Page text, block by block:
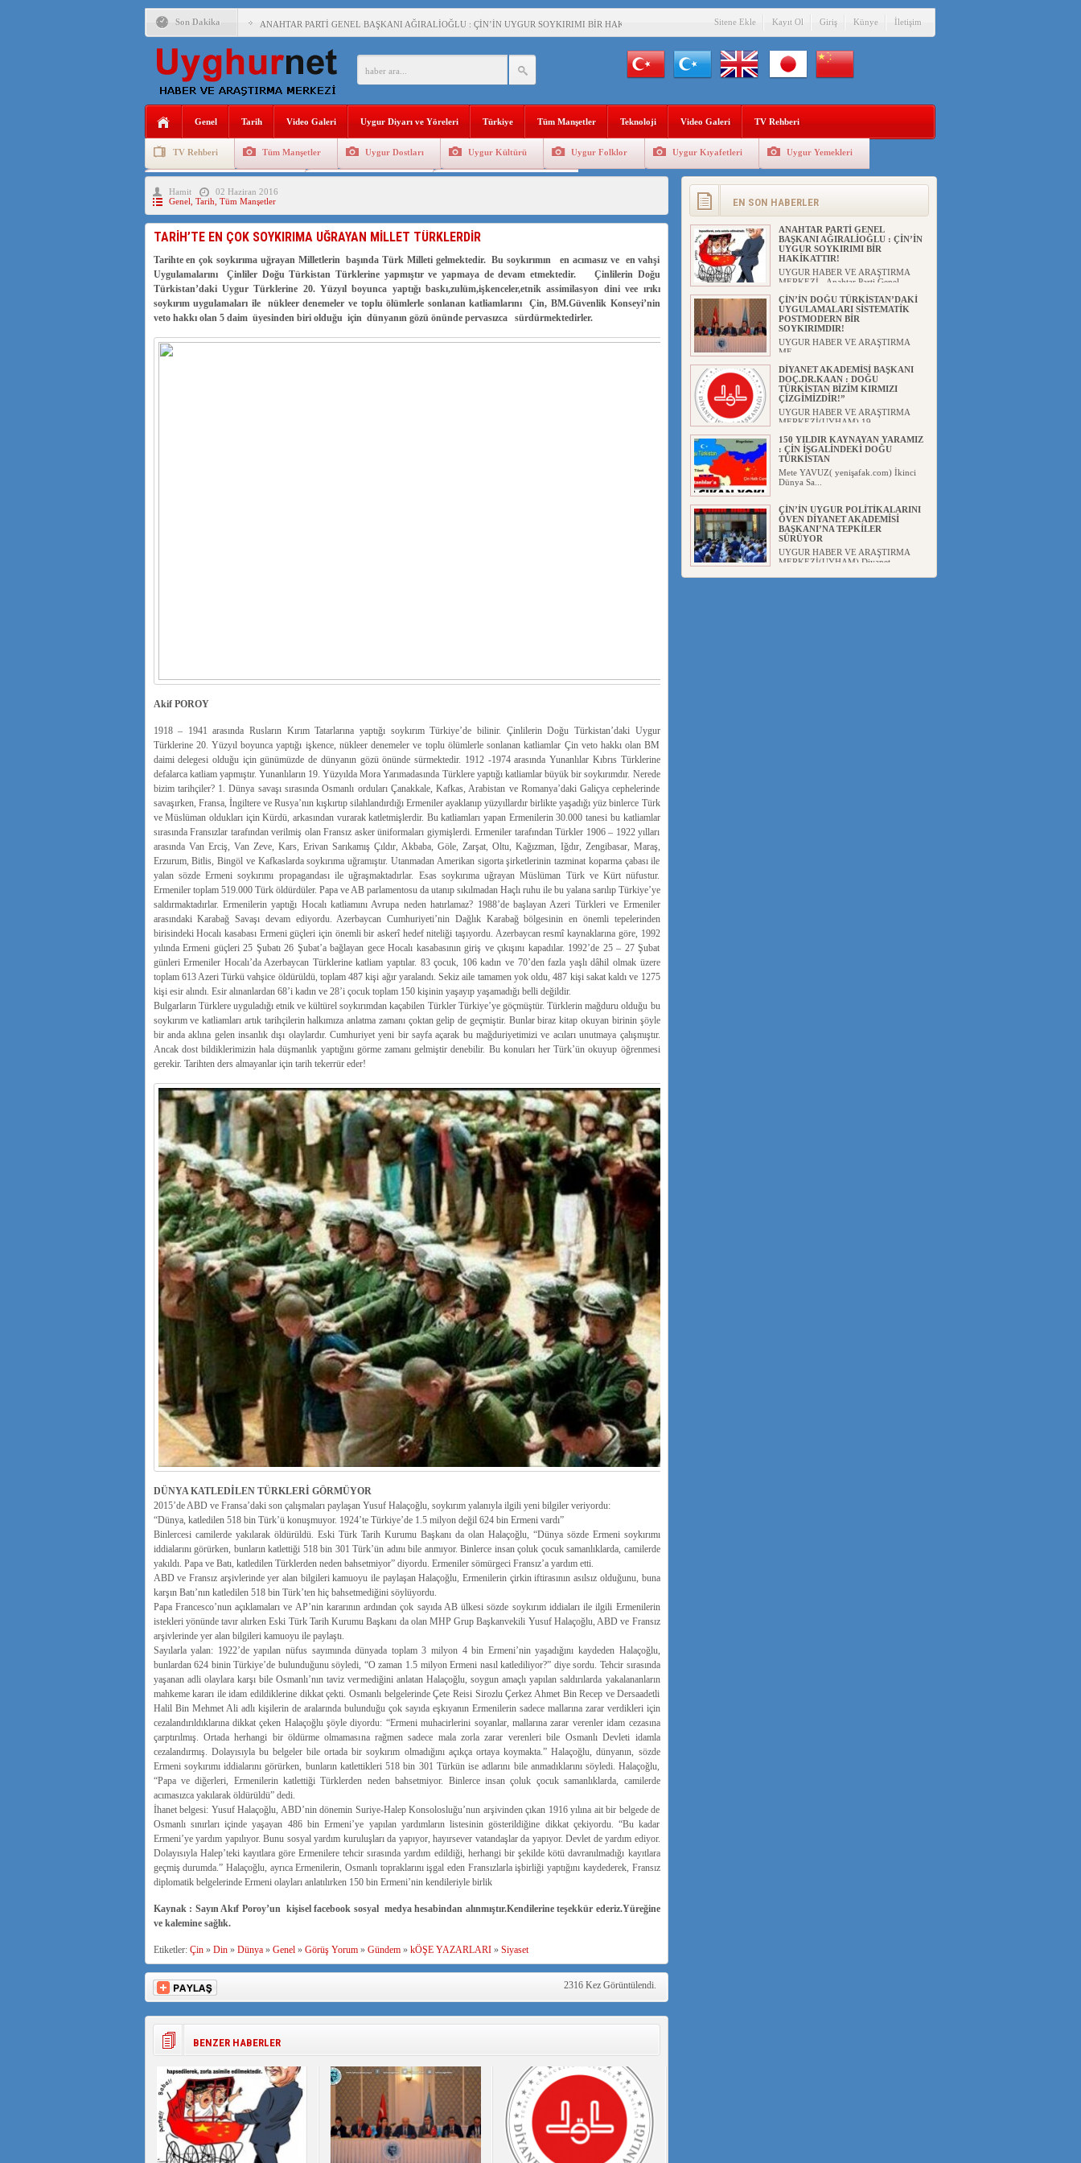
Son Dakika ANAHTAR PARTİ GENEL BAŞKANI AĞIRALİOĞLU : ÇİN’İN UYGUR SOYKIRIMI BİR HAKİKATTIR!
ÇİN’İN DOĞU TÜRKİSTAN’DAKİ UYGULAMALARI SİSTEMATİK POSTMODERN BİR SOYKIRIMDIR!
DİYANET AKADEMİSİ BAŞKANI DOÇ.DR.KAAN : DOĞU TÜRKİSTAN BİZİM KIRMIZI ÇİZGİMİZDİR!”
150 YILDIR KAYNAYAN YARAMIZ : ÇİN İŞGALİNDEKİ DOĞU TÜRKİSTAN
ÇİN’İN UYGUR POLİTİKALARINI ÖVEN DİYANET AKADEMİSİ BAŞKANI’NA TEPKİLER SÜRÜYOR
ÇİN’İN ANKARA BÜYÜKELÇİSİ JİANG’İN TRABZON ZİYARETİ
İŞGALCİ ÇİN’DEN “FETİHLER SULTANI MEHMET”DİZİSİNE GARİP SANSÜR VE HADSIZ İHTAR
İŞGALCİ ÇİN,DOĞU TÜRKİSTAN’DA EN AZ 143 BİN UYGUR ÇOCUĞU AİLELERİNDEN KOPARDI
Sitene Ekle Kayıt Ol Giriş Künye İletişim
Genel Tarih Video Galeri Uygur Diyarı ve Yöreleri Türkiye Tüm Manşetler Teknoloji Video Galeri TV Rehberi
TV Rehberi Tüm Manşetler Uygur Dostları Uygur Kültürü Uygur Folklor Uygur Kıyafetleri Uygur Yemekleri
Uygurlarda Düğün ve Cenaze
Hamit
02 Haziran 2016
Genel Tarih Tüm Manşetler
TARİH’TE EN ÇOK SOYKIRIMA UĞRAYAN MİLLET TÜRKLERDİR
Tarihte en çok soykırıma uğrayan Milletlerin başında Türk Milleti gelmektedir. Bu soykırımın en acımasız ve en vahşi
Uygulamalarını Çinliler Doğu Türkistan Türklerine yapmıştır ve yapmaya de devam etmektedir. Çinlilerin Doğu
Türkistan’daki Uygur Türklerine 20. Yüzyıl boyunca yaptığı baskı,zulüm,işkenceler,etnik assimilasyon dini vee ırıkı
soykırım uygulamaları ile nükleer denemeler ve toplu ölümlerle sonlanan katliamlarını Çin, BM.Güvenlik Konseyi’nin
veto hakkı olan 5 daim üyesinden biri olduğu için dünyanın gözü önünde pervasızca sürdürmektedirler.
Akif POROY
1918 – 1941 arasında Rusların Kırım Tatarlarına yaptığı soykırım Türkiye’de bilinir. Çinlilerin Doğu Türkistan’daki Uygur
Türklerine 20. Yüzyıl boyunca yaptığı işkence, nükleer denemeler ve toplu ölümlerle sonlanan katliamlar Çin veto hakkı olan BM
daimi delegesi olduğu için günümüzde de dünyanın gözü önünde sürmektedir. 1912 -1974 arasında Yunanlılar Kıbrıs Türklerine
defalarca katliam yapmıştır. Yunanlıların 19. Yüzyılda Mora Yarımadasında Türklere yaptığı katliamlar büyük bir soykırımdır. Nerede
bizim tarihçiler? 1. Dünya savaşı sırasında Osmanlı orduları Çanakkale, Kafkas, Arabistan ve Romanya’daki Galiçya cephelerinde
savaşırken, Fransa, İngiltere ve Rusya’nın kışkırtıp silahlandırdığı Ermeniler ayaklanıp yüzyıllardır birlikte yaşadığı yüz binlerce Türk
ve Müslüman oldukları için Kürdü, arkasından vurarak katletmişlerdir. Bu katliamları yapan Ermenilerin 30.000 tanesi bu katliamlar
sırasında Fransızlar tarafından verilmiş olan Fransız asker üniformaları giymişlerdi. Ermeniler tarafından Türkler 1906 – 1922 yılları
arasında Van Erciş, Van Zeve, Kars, Erivan Sarıkamış Çıldır, Akbaba, Göle, Zarşat, Oltu, Kağızman, Iğdır, Zengibasar, Maraş,
Erzurum, Bitlis, Bingöl ve Kafkaslarda soykırıma uğramıştır. Utanmadan Amerikan sigorta şirketlerinin tazminat koparma çabası ile
yalan sözde Ermeni soykırımı propagandası ile uğraşmaktadırlar. Esas soykırıma uğrayan Müslüman Türk ve Kürt nüfustur.
Ermeniler toplam 519.000 Türk öldürdüler. Papa ve AB parlamentosu da utanıp sıkılmadan Haçlı ruhu ile bu yalana sarılıp Türkiye’ye
saldırmaktadırlar. Ermenilerin yaptığı Hocalı katliamını Avrupa neden hatırlamaz? 1988’de başlayan Azeri Türkleri ve Ermeniler
arasındaki Karabağ Savaşı devam ediyordu. Azerbaycan Cumhuriyeti’nin Dağlık Karabağ bölgesinin en önemli tepelerinden
birisindeki Hocalı kasabası Ermeni güçleri için önemli bir askerî hedef niteliği taşıyordu. Azerbaycan resmî kaynaklarına göre, 1992
yılında Ermeni güçleri 25 Şubatı 26 Şubat’a bağlayan gece Hocalı kasabasının giriş ve çıkışını kapadılar. 1992’de 25 – 27 Şubat
günleri Ermeniler Hocalı’da Azerbaycan Türklerine katliam yaptılar. 83 çocuk, 106 kadın ve 70’den fazla yaşlı dâhil olmak üzere
toplam 613 Azeri Türkü vahşice öldürüldü, toplam 487 kişi ağır yaralandı. Sekiz aile tamamen yok oldu, 487 kişi sakat kaldı ve 1275
kişi esir alındı. Esir alınanlardan 68’i kadın ve 28’i çocuk toplam 150 kişinin yaşayıp yaşamadığı belli değildir.
Bulgarların Türklere uyguladığı etnik ve kültürel soykırımdan kaçabilen Türkler Türkiye’ye göçmüştür. Türklerin mağduru olduğu bu
soykırım ve katliamları artık tarihçilerin halkımıza anlatma zamanı çoktan gelip de geçmiştir. Bunlar biraz kitap okuyan birinin şöyle
bir anda aklına gelen insanlık dışı olaylardır. Cumhuriyet yeni bir sayfa açarak bu mağduriyetimizi ve acıları unutmaya çalışmıştır.
Ancak dost bildiklerimizin hala düşmanlık yaptığını görme zamanı gelmiştir denebilir. Bu konuları her Türk’ün okuyup öğrenmesi
gerekir. Tarihten ders almayanlar için tarih tekerrür eder!
DÜNYA KATLEDİLEN TÜRKLERİ GÖRMÜYOR
2015’de ABD ve Fransa’daki son çalışmaları paylaşan Yusuf Halaçoğlu, soykırım yalanıyla ilgili yeni bilgiler veriyordu:
“Dünya, katledilen 518 bin Türk’ü konuşmuyor. 1924’te Türkiye’de 1.5 milyon değil 624 bin Ermeni vardı”
Binlercesi camilerde yakılarak öldürüldü. Eski Türk Tarih Kurumu Başkanı da olan Halaçoğlu, “Dünya sözde Ermeni soykırımı
iddialarını görürken, bunların katlettiği 518 bin 301 Türk’ün adını bile anmıyor. Binlerce insan çoluk çocuk samanlıklarda, camilerde
yakıldı. Papa ve Batı, katledilen Türklerden neden bahsetmiyor” diyordu. Ermeniler sömürgeci Fransız’a yardım etti.
ABD ve Fransız arşivlerinde yer alan bilgileri kamuoyu ile paylaşan Halaçoğlu, Ermenilerin çirkin iftirasının asılsız olduğunu, buna
karşın Batı’nın katledilen 518 bin Türk’ten hiç bahsetmediğini söylüyordu.
Papa Francesco’nun açıklamaları ve AP’nin kararının ardından çok sayıda AB ülkesi sözde soykırım iddiaları ile ilgili Ermenilerin
istekleri yönünde tavır alırken Eski Türk Tarih Kurumu Başkanı da olan MHP Grup Başkanvekili Yusuf Halaçoğlu, ABD ve Fransız
arşivlerinde yer alan bilgileri kamuoyu ile paylaştı.
Sayılarla yalan: 1922’de yapılan nüfus sayımında dünyada toplam 3 milyon 4 bin Ermeni’nin yaşadığını kaydeden Halaçoğlu,
bunlardan 624 binin Türkiye’de bulunduğunu söyledi, “O zaman 1.5 milyon Ermeni nasıl katlediliyor?” diye sordu. Tehcir sırasında
yaşanan adli olaylara karşı bile Osmanlı’nın taviz vermediğini anlatan Halaçoğlu, soygun amaçlı yapılan saldırılarda yakalananların
mahkeme kararı ile idam edildiklerine dikkat çekti. Osmanlı belgelerinde Çete Reisi Sirozlu Çerkez Ahmet Bin Recep ve Dersaadetli
Halil Bin Mehmet Ali adlı kişilerin de aralarında bulunduğu çok sayıda eşkıyanın Ermenilerin sadece mallarına zarar verdikleri için
cezalandırıldıklarına dikkat çeken Halaçoğlu şöyle diyordu: “Ermeni muhacirlerini soyanlar, mallarına zarar verenler idam cezasına
çarptırılmış. Ortada herhangi bir öldürme olmamasına rağmen sadece mala zorla zarar verenleri bile Osmanlı Devleti idamla
cezalandırmış. Dolayısıyla bu belgeler bile ortada bir soykırım olmadığını açıkça ortaya koymakta.” Halaçoğlu, dünyanın, sözde
Ermeni soykırımı iddialarını görürken, bunların katlettikleri 518 bin 301 Türkün ise adlarını bile anmadıklarını söyledi. Halaçoğlu,
“Papa ve diğerleri, Ermenilerin katlettiği Türklerden neden bahsetmiyor. Binlerce insan çoluk çocuk samanlıklarda, camilerde
acımasızca yakılarak öldürüldü” dedi.
İhanet belgesi: Yusuf Halaçoğlu, ABD’nin dönemin Suriye-Halep Konsolosluğu’nun arşivinden çıkan 1916 yılına ait bir belgede de
Osmanlı sınırları içinde yaşayan 486 bin Ermeni’ye yapılan yardımların listesinin gösterildiğine dikkat çekiyordu. “Bu kadar
Ermeni’ye yardım yapılıyor. Bunu sosyal yardım kuruluşları da yapıyor, hayırsever vatandaşlar da yapıyor. Devlet de yardım ediyor.
Dolayısıyla Halep’teki kayıtlara göre Ermenilere tehcir sırasında yardım edildiği, herhangi bir şekilde kötü davranılmadığı kayıtlara
geçmiş durumda.” Halaçoğlu, ayrıca Ermenilerin, Osmanlı topraklarını işgal eden Fransızlarla işbirliği yaptığını kaydederek, Fransız
diplomatik belgelerinde Ermeni olayları anlatılırken 150 bin Ermeni’nin kendileriyle birlik
Kaynak : Sayın Akıf Poroy’un kişisel facebook sosyal medya hesabindan alınmıştır.Kendilerine teşekkür ederiz.Yüreğine
ve kalemine sağlık.
Etiketler: Çin» Din» Dünya» Genel» Görüş Yorum» Gündem» kÖŞE YAZARLARI» Siyaset
2316 Kez Görüntülendi.
BENZER HABERLER
EN SON HABERLER
ANAHTAR PARTİ GENEL
BAŞKANI AĞIRALİOĞLU : ÇİN’İN
UYGUR SOYKIRIMI BİR
HAKİKATTIR!
UYGUR HABER VE ARAŞTIRMA
MERKEZİ Anahtar Parti Genel
ÇİN’İN DOĞU TÜRKİSTAN’DAKİ
UYGULAMALARI SİSTEMATİK
POSTMODERN BİR
SOYKIRIMDIR!
UYGUR HABER VE ARAŞTIRMA
ME...
DİYANET AKADEMİSİ BAŞKANI
DOÇ.DR.KAAN : DOĞU
TÜRKİSTAN BİZİM KIRMIZI
ÇİZGİMİZDİR!”
UYGUR HABER VE ARAŞTIRMA
MERKEZİ(UYHAM) 19...
150 YILDIR KAYNAYAN YARAMIZ
: ÇİN İŞGALİNDEKİ DOĞU
TÜRKİSTAN
Mete YAVUZ( yenişafak.com) İkinci
Dünya Sa...
ÇİN’İN UYGUR POLİTİKALARINI
ÖVEN DİYANET AKADEMİSİ
BAŞKANI’NA TEPKİLER
SÜRÜYOR
UYGUR HABER VE ARAŞTIRMA
MERKEZİ(UYHAM) Diyanet
MHP’DEN URUMÇİ KATLİAMI